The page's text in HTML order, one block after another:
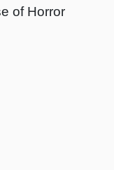
of Horror